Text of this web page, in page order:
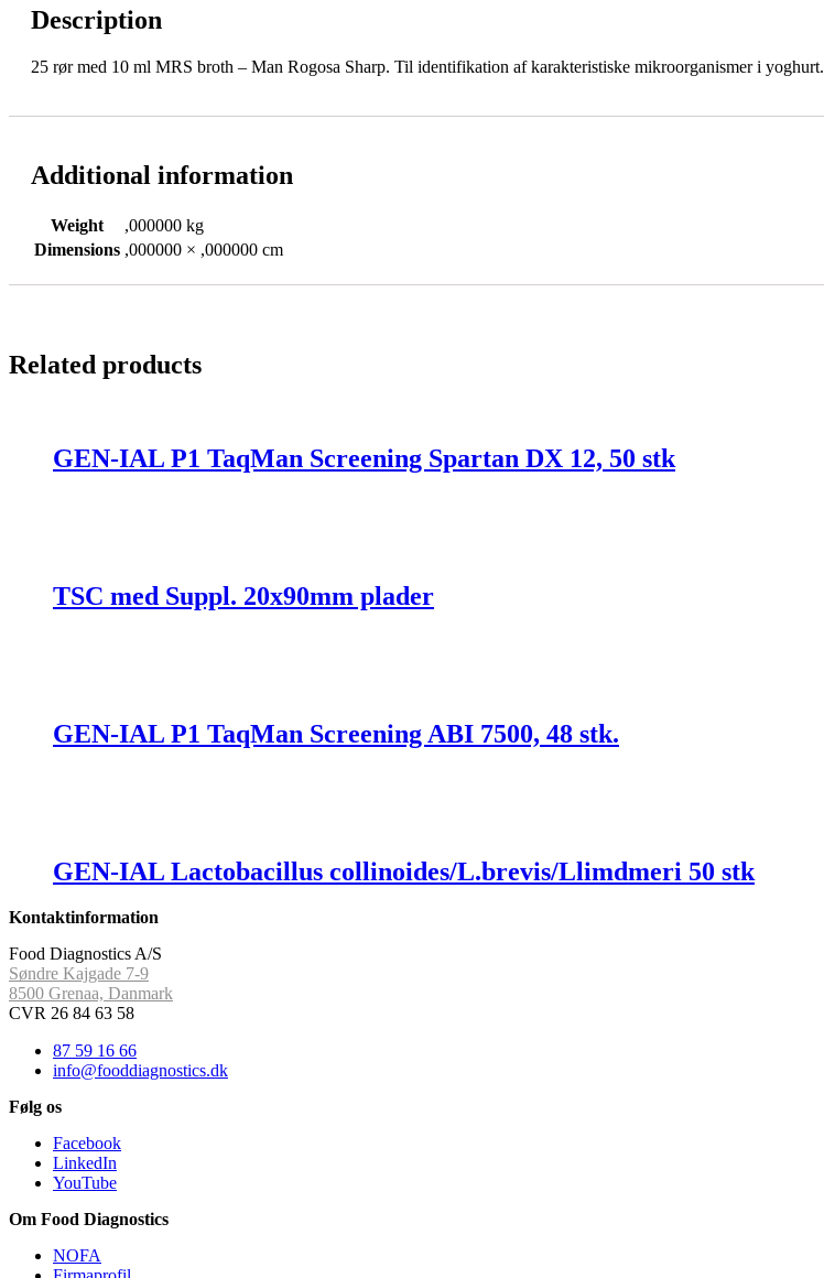
Description
25 rør med 10 ml MRS broth – Man Rogosa Sharp. Til identifikation af karakteristiske mikroorganismer i yoghurt.
Additional information
Weight
,000000 kg
Dimensions ,000000 × ,000000 cm
Related products
GEN-IAL P1 TaqMan Screening Spartan DX 12, 50 stk
TSC med Suppl. 20x90mm plader
GEN-IAL P1 TaqMan Screening ABI 7500, 48 stk.
GEN-IAL Lactobacillus collinoides/L.brevis/Llimdmeri 50 stk
Kontaktinformation
Food Diagnostics A/S
Søndre Kajgade 7-9
8500 Grenaa, Danmark
CVR 26 84 63 58
87 59 16 66
info@fooddiagnostics.dk
Følg os
Facebook
LinkedIn
YouTube
Om Food Diagnostics
NOFA